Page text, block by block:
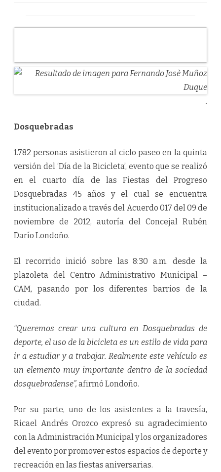
.
Dosquebradas
1.782 personas asistieron al ciclo paseo en la quinta
versión del ‘Día de la Bicicleta’, evento que se realizó
en el cuarto día de las Fiestas del Progreso
Dosquebradas 45 años y el cual se encuentra
institucionalizado a través del Acuerdo 017 del 09 de
noviembre de 2012, autoría del Concejal Rubén
Darío Londoño.
El recorrido inició sobre las 8:30 a.m. desde la
plazoleta del Centro Administrativo Municipal –
CAM, pasando por los diferentes barrios de la
ciudad.
“Queremos crear una cultura en Dosquebradas de
deporte, el uso de la bicicleta es un estilo de vida para
ir a estudiar y a trabajar. Realmente este vehículo es
un elemento muy importante dentro de la sociedad
dosquebradense”, afirmó Londoño.
Por su parte, uno de los asistentes a la travesía,
Ricael Andrés Orozco expresó su agradecimiento
con la Administración Municipal y los organizadores
del evento por promover estos espacios de deporte y
recreación en las fiestas aniversarias.